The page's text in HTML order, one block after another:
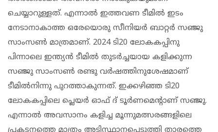
ചെയ്യാറുള്ളത്. എന്നാല്‍ ഇത്തവണ ടീമില്‍ ഇടം
നേടാനാകാത്ത ഒരേയൊരു സീനിയര്‍ ബാറ്റര്‍ സഞ്ജു
സാംസണ്‍ മാത്രമാണ്. 2024 ടി20 ലോകകപ്പിനു
പിന്നാലെ ഇന്ത്യന്‍ ടീമില്‍ തുടര്‍ച്ചയായ കളിക്കുന്ന
സഞ്ജു സാംസണ്‍ രണ്ടു വര്‍ഷത്തിനുശേഷമാണ്
ടീമില്‍നിന്നു പുറത്താകുന്നത്. ഇക്കഴിഞ്ഞ ടി20
ലോകകപ്പിലെ പ്ലെയര്‍ ഓഫ് ദ് ടൂര്‍ണമെന്റാണ് സഞ്ജു.
എന്നാല്‍ അവസാനം കളിച്ച മൂന്നുമത്സരങ്ങളിലെ
പ്രകടനത്തെ മാത്രം അടിസ്ഥാനപ്പെടുത്തി താരത്തെ